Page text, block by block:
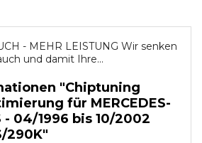
- MEHR LEISTUNG Wir senken
und damit Ihre...
"Chiptuning
für MERCEDES-
- 04/1996 bis 10/2002
290K"